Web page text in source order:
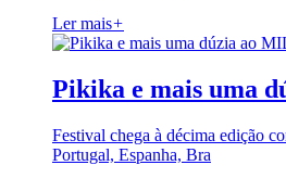
Ler mais+
Pikika e mais uma
Festival chega à décima edição
Portugal, Espanha, Bra